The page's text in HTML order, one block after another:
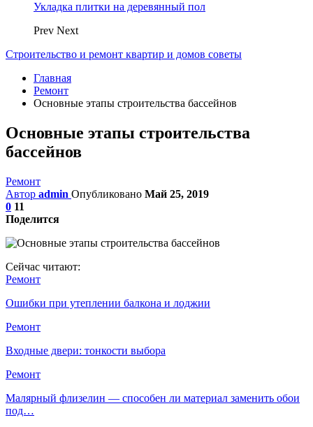
Укладка плитки на деревянный пол
Prev Next
Строительство и ремонт квартир и домов советы
Главная
Ремонт
Основные этапы строительства бассейнов
Основные этапы строительства
бассейнов
Ремонт
Автор admin Опубликовано Май 25, 2019
0 11
Поделится
Сейчас читают:
Ремонт
Ошибки при утеплении балкона и лоджии
Ремонт
Входные двери: тонкости выбора
Ремонт
Малярный флизелин — способен ли материал заменить обои
под…